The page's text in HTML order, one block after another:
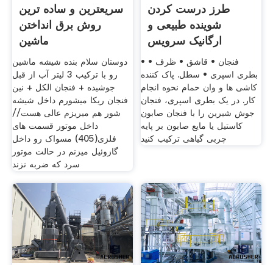
سریعترین و ساده ترین
روش برق انداختن
ماشین
دوستان سلام بنده شیشه ماشین
رو با ترکیب 3 لیتر آب از قبل
جوشیده + فنجان الکل + نین
فنجان ریکا میشورم داخل شیشه
شور هم میریزم عالی هست//
داخل موتور قسمت های
فلزی(405) مسواک رو داخل
گازوئیل میزنم در حالت موتور
سرد که ضربه نزند
طرز درست کردن
شوینده طبیعی و
ارگانیک سرویس
بهداشتی در خانه • فنجان • قاشق • ظرف •
بطری اسپری • سطل. پاک کننده
کاشی ها و وان حمام نحوه انجام
کار. در یک بطری اسپری، فنجان
جوش شیرین را با فنجان صابون
کاستیل یا مایع صابون بر پایه
چربی گیاهی ترکیب کنید